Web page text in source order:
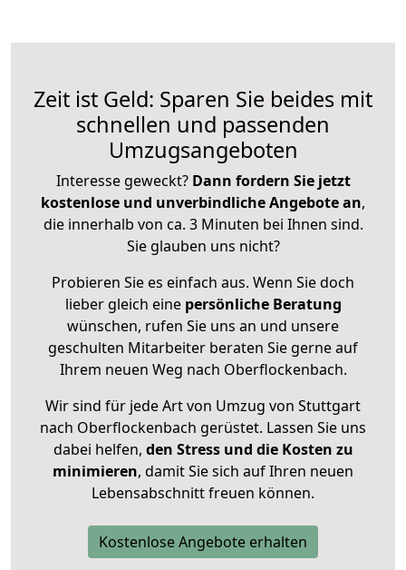
Zeit ist Geld: Sparen Sie beides mit
schnellen und passenden
Umzugsangeboten
Interesse geweckt? Dann fordern Sie jetzt
kostenlose und unverbindliche Angebote an,
die innerhalb von ca. 3 Minuten bei Ihnen sind.
Sie glauben uns nicht?
Probieren Sie es einfach aus. Wenn Sie doch
lieber gleich eine persönliche Beratung
wünschen, rufen Sie uns an und unsere
geschulten Mitarbeiter beraten Sie gerne auf
Ihrem neuen Weg nach Oberflockenbach.
Wir sind für jede Art von Umzug von Stuttgart
nach Oberflockenbach gerüstet. Lassen Sie uns
dabei helfen, den Stress und die Kosten zu
minimieren, damit Sie sich auf Ihren neuen
Lebensabschnitt freuen können.
Kostenlose Angebote erhalten